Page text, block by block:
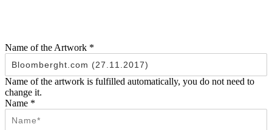
Name of the Artwork *
Name of the artwork is fulfilled automatically, you do not need to
change it.
Name *